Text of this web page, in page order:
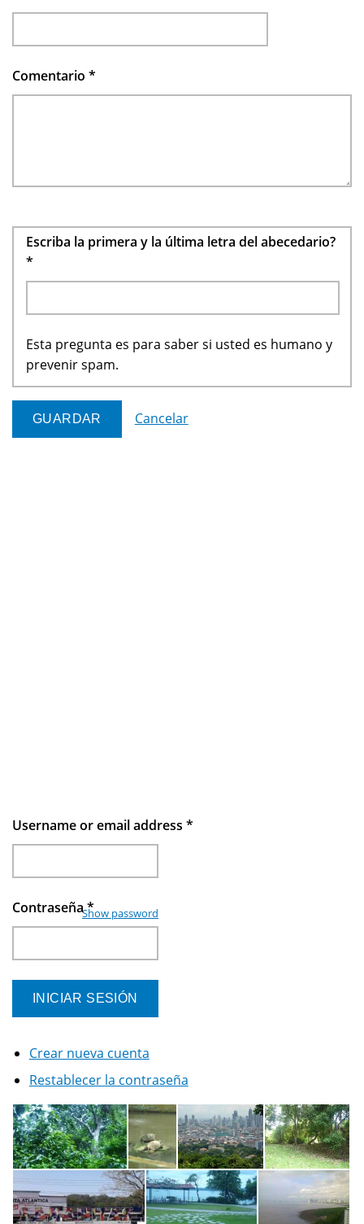
Comentario *
Escriba la primera y la última letra del abecedario?
*
Esta pregunta es para saber si usted es humano y
prevenir spam.
Cancelar
Username or email address *
Contraseña*
Show password
Crear nueva cuenta
Restablecer la contraseña